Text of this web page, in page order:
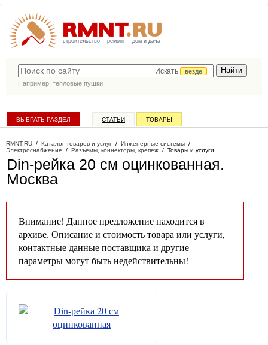
строительство ремонт дом и дача
Искать
везде
Например, тепловые пушки
ВЫБРАТЬ РАЗДЕЛ СТАТЬИ ТОВАРЫ
RMNT.RU / Каталог товаров и услуг / Инженерные системы /
Электроснабжение / Разъемы, коннекторы, крепеж / Товары и услуги
Din-рейка 20 см оцинкованная.
Москва
Внимание! Данное предложение находится в
архиве. Описание и стоимость товара или услуги,
контактные данные поставщика и другие
параметры могут быть недействительны!